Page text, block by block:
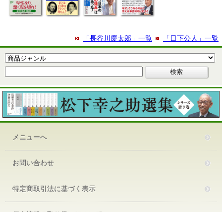
「日下公人」一覧
「長谷川慶太郎」一覧
メニューへ
お問い合わせ
特定商取引法に基づく表示